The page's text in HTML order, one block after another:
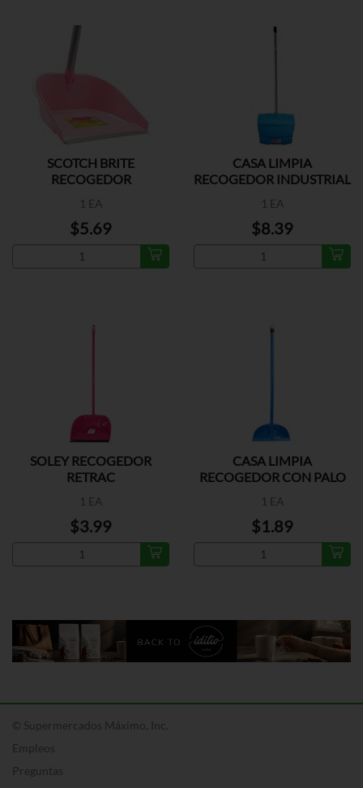
SCOTCH BRITE
RECOGEDOR
1 EA
$5.69
CASA LIMPIA
RECOGEDOR INDUSTRIAL
1 EA
$8.39
SOLEY RECOGEDOR
RETRAC
1 EA
$3.99
CASA LIMPIA
RECOGEDOR CON PALO
1 EA
$1.89
© Supermercados Máximo, Inc.
Empleos
Preguntas